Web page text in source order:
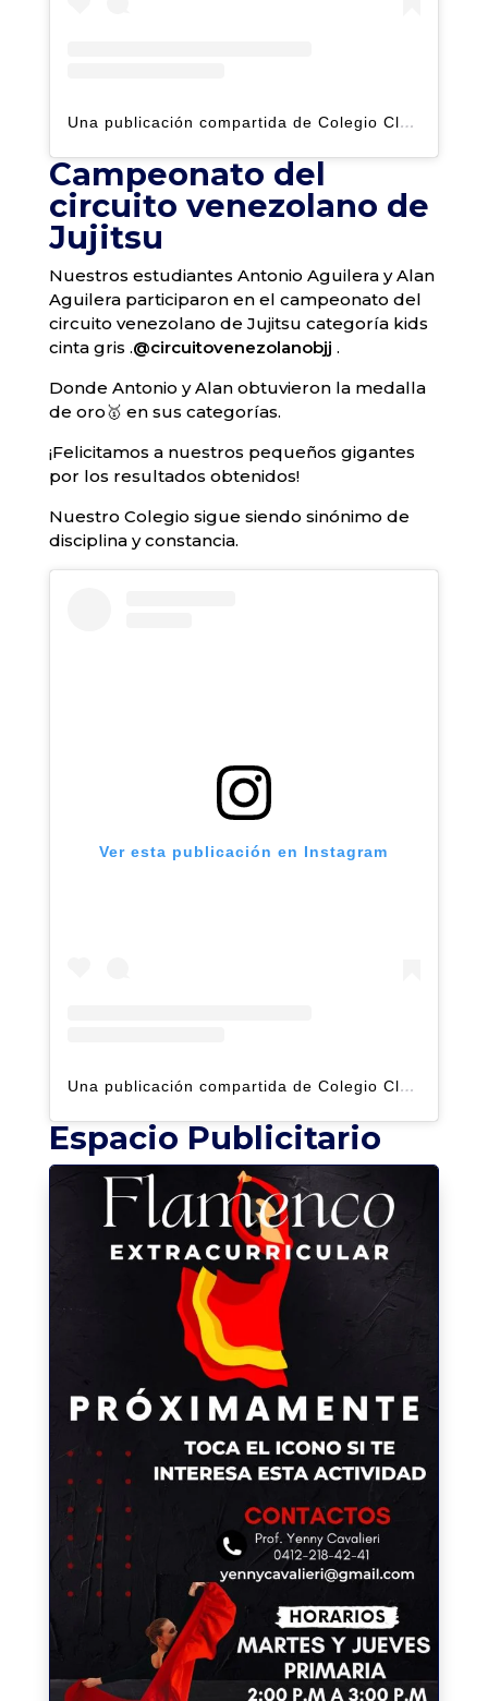
Una publicación compartida de Colegio Claret | Alto Hatillo (@clarethatillo)
Campeonato del
circuito venezolano de
Jujitsu
Nuestros estudiantes Antonio Aguilera y Alan
Aguilera participaron en el campeonato del
circuito venezolano de Jujitsu categoría kids
cinta gris .@circuitovenezolanobjj .
Donde Antonio y Alan obtuvieron la medalla
de oro🥇 en sus categorías.
¡Felicitamos a nuestros pequeños gigantes
por los resultados obtenidos!
Nuestro Colegio sigue siendo sinónimo de
disciplina y constancia.
Ver esta publicación en Instagram
Una publicación compartida de Colegio Claret | Alto Hatillo (@clarethatillo)
Espacio Publicitario